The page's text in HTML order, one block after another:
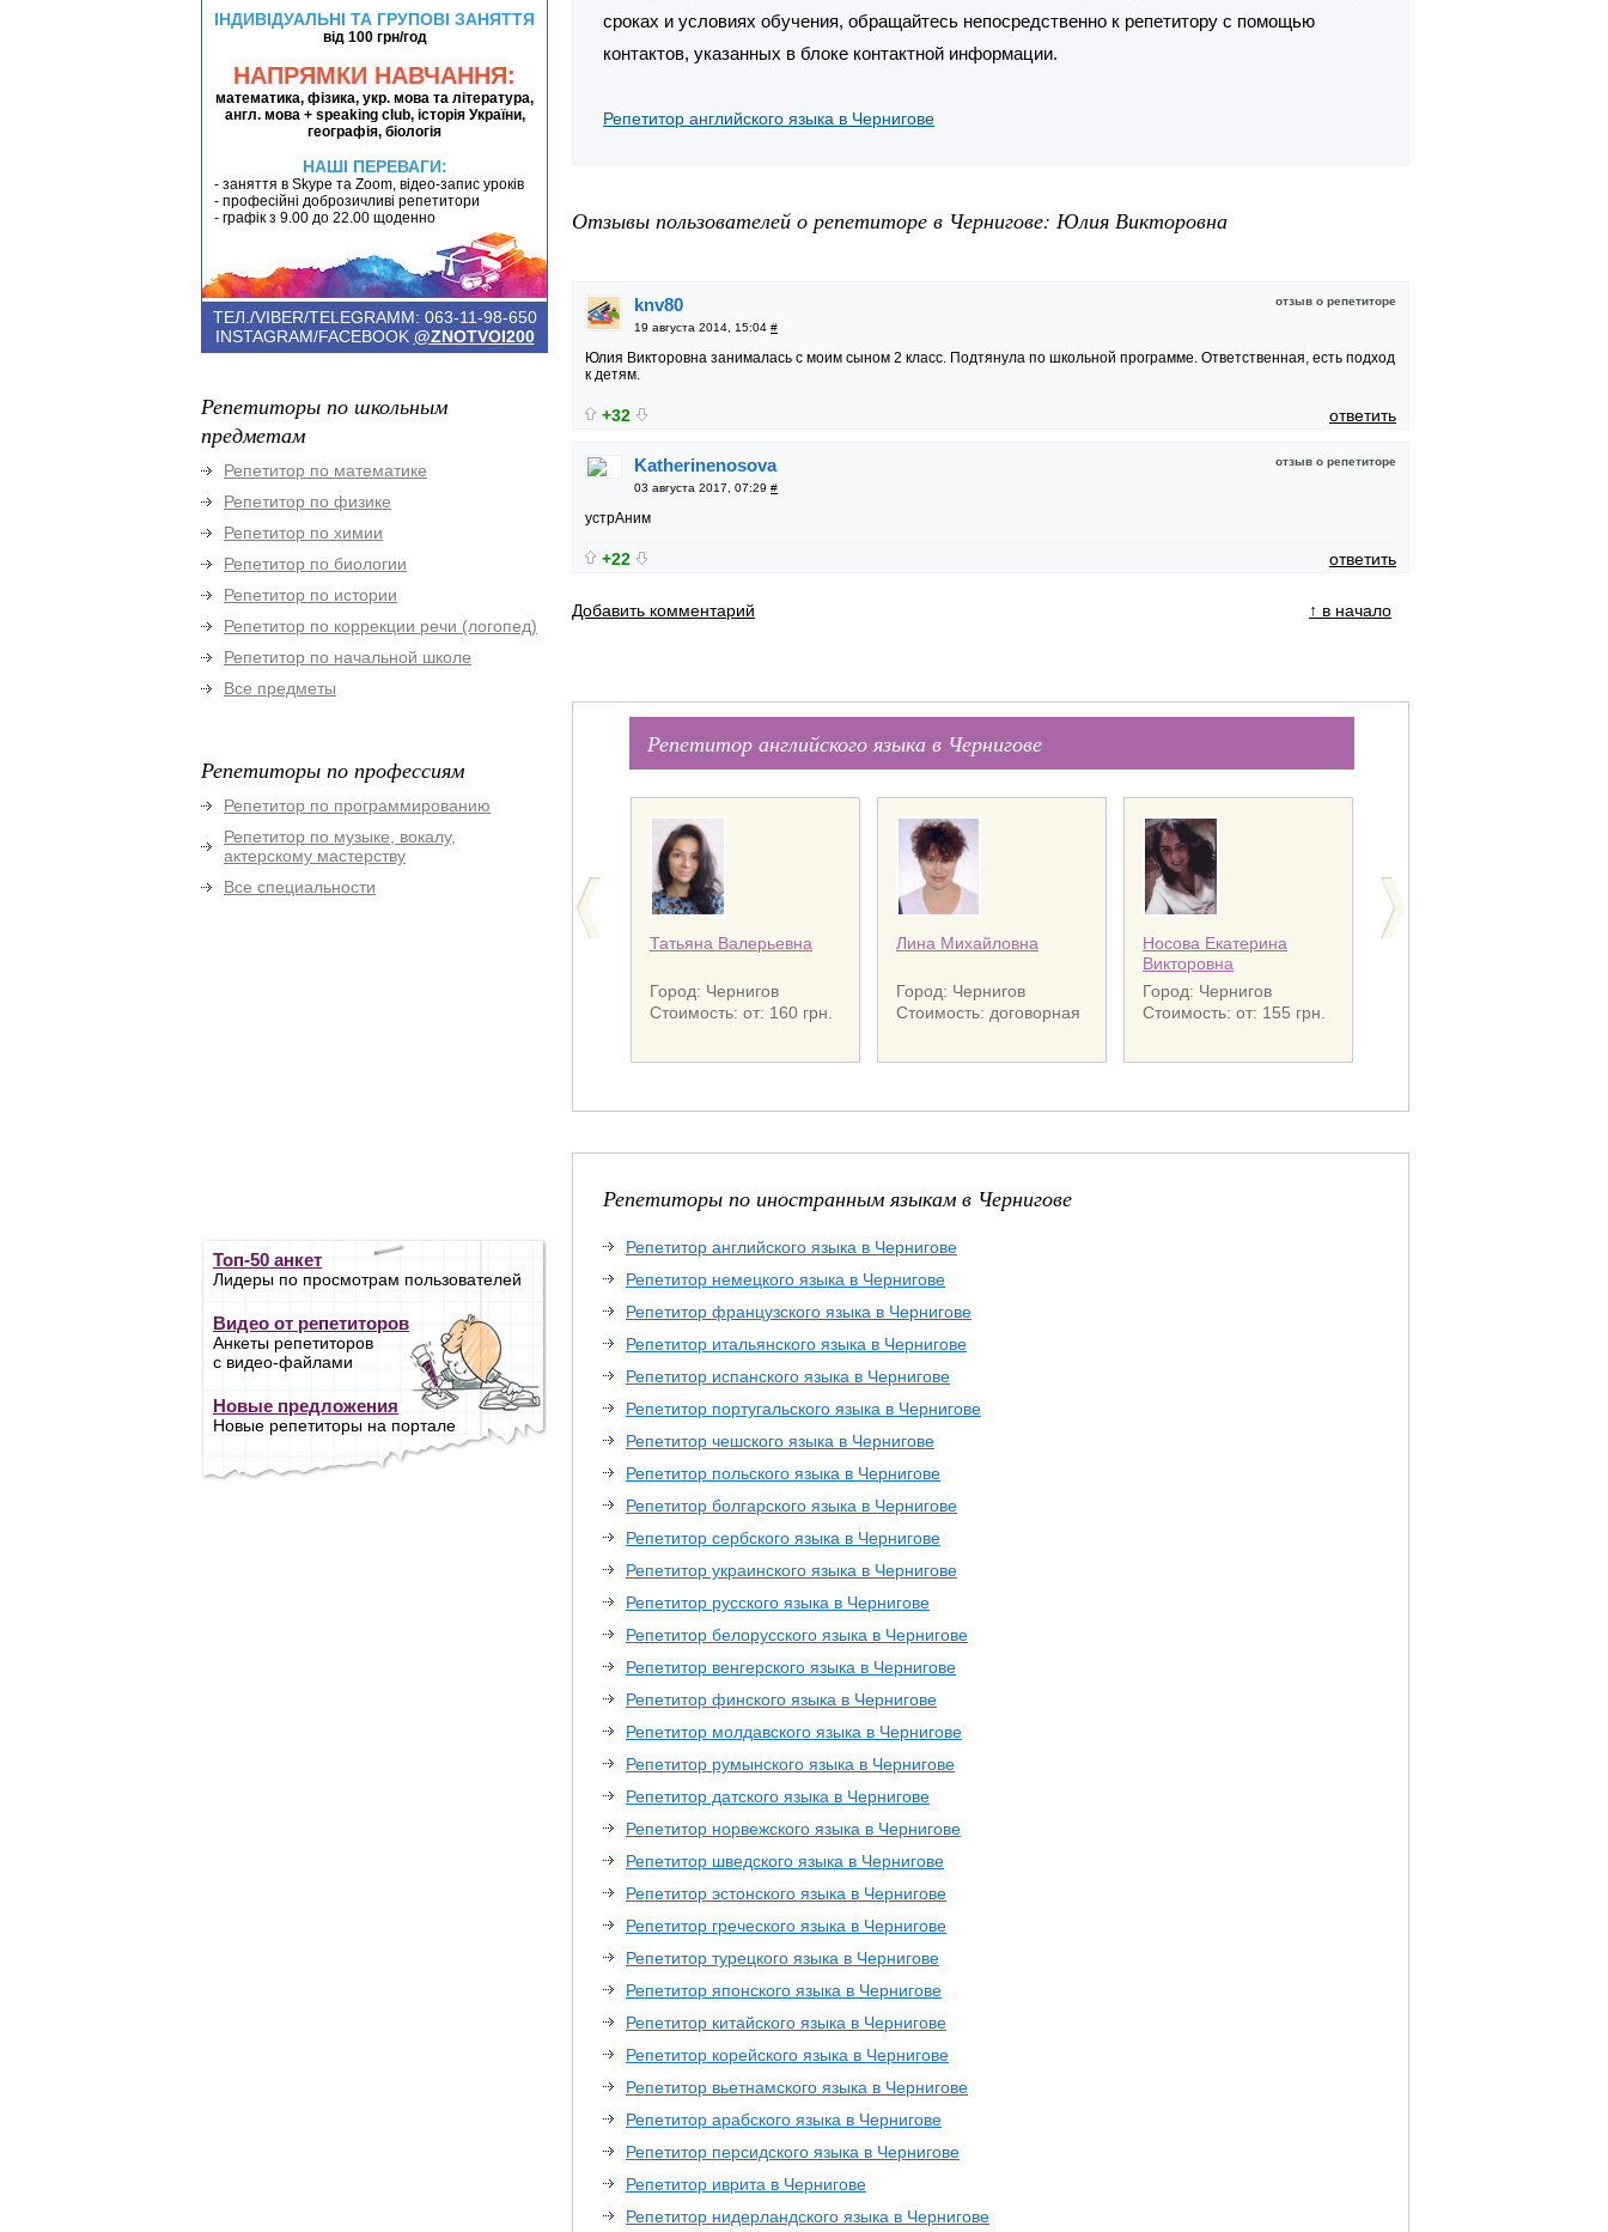
сроках и условиях обучения, обращайтесь непосредственно к репетитору с помощью
контактов, указанных в блоке контактной информации.
Репетитор английского языка в Чернигове
Отзывы пользователей о репетиторе в Чернигове: Юлия Викторовна
отзыв о репетиторе
knv80
19 августа 2014, 15:04 #
Юлия Викторовна занималась с моим сыном 2 класс. Подтянула по школьной программе. Ответственная, есть подход
к детям.
+32 ответить
отзыв о репетиторе
Katherinenosova
03 августа 2017, 07:29 #
устрАним
+22 ответить
Добавить комментарий ↑ в начало
Репетитор английского языка в Чернигове
Татьяна Валерьевна
Город: Чернигов
Стоимость: от: 160 грн.
Лина Михайловна
Город: Чернигов
Стоимость: договорная
Носова Екатерина
Викторовна
Город: Чернигов
Стоимость: от: 155 грн.
Репетиторы по иностранным языкам в Чернигове
Репетитор английского языка в Чернигове
Репетитор немецкого языка в Чернигове
Репетитор французского языка в Чернигове
Репетитор итальянского языка в Чернигове
Репетитор испанского языка в Чернигове
Репетитор португальского языка в Чернигове
Репетитор чешского языка в Чернигове
Репетитор польского языка в Чернигове
Репетитор болгарского языка в Чернигове
Репетитор сербского языка в Чернигове
Репетитор украинского языка в Чернигове
Репетитор русского языка в Чернигове
Репетитор белорусского языка в Чернигове
Репетитор венгерского языка в Чернигове
Репетитор финского языка в Чернигове
Репетитор молдавского языка в Чернигове
Репетитор румынского языка в Чернигове
Репетитор датского языка в Чернигове
Репетитор норвежского языка в Чернигове
Репетитор шведского языка в Чернигове
Репетитор эстонского языка в Чернигове
Репетитор греческого языка в Чернигове
Репетитор турецкого языка в Чернигове
Репетитор японского языка в Чернигове
Репетитор китайского языка в Чернигове
Репетитор корейского языка в Чернигове
Репетитор вьетнамского языка в Чернигове
Репетитор арабского языка в Чернигове
Репетитор персидского языка в Чернигове
Репетитор иврита в Чернигове
Репетитор нидерландского языка в Чернигове
ІНДИВІДУАЛЬНІ ТА ГРУПОВІ ЗАНЯТТЯ
від 100 грн/год
НАПРЯМКИ НАВЧАННЯ:
математика, фізика, укр. мова та література,
англ. мова + speaking club, історія України,
географія, біологія
НАШІ ПЕРЕВАГИ:
- заняття в Skype та Zoom, відео-запис уроків
- професійні доброзичливі репетитори
- графік з 9.00 до 22.00 щоденно
ТЕЛ./VIBER/TELEGRAMM: 063-11-98-650
INSTAGRAM/FACEBOOK @ZNOTVOI200
Репетиторы по школьным
предметам
Репетитор по математике
Репетитор по физике
Репетитор по химии
Репетитор по биологии
Репетитор по истории
Репетитор по коррекции речи (логопед)
Репетитор по начальной школе
Все предметы
Репетиторы по профессиям
Репетитор по программированию
Репетитор по музыке, вокалу,
актерскому мастерству
Все специальности
Топ-50 анкет
Лидеры по просмотрам пользователей
Видео от репетиторов
Анкеты репетиторов
с видео-файлами
Новые предложения
Новые репетиторы на портале